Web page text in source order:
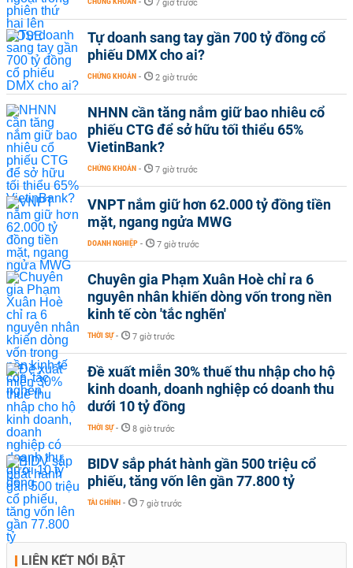
7 giờ trước
Tự doanh sang tay gần 700 tỷ đồng cổ
phiếu DMX cho ai?
CHỨNG KHOÁN - 2 giờ trước
NHNN cần tăng nắm giữ bao nhiêu cổ
phiếu CTG để sở hữu tối thiểu 65%
VietinBank?
CHỨNG KHOÁN - 7 giờ trước
VNPT nắm giữ hơn 62.000 tỷ đồng tiền
mặt, ngang ngửa MWG
DOANH NGHIỆP - 7 giờ trước
Chuyên gia Phạm Xuân Hoè chỉ ra 6
nguyên nhân khiến dòng vốn trong nền
kinh tế còn 'tắc nghẽn'
THỜI SỰ - 7 giờ trước
Đề xuất miễn 30% thuế thu nhập cho hộ
kinh doanh, doanh nghiệp có doanh thu
dưới 10 tỷ đồng
THỜI SỰ - 8 giờ trước
BIDV sắp phát hành gần 500 triệu cổ
phiếu, tăng vốn lên gần 77.800 tỷ
TÀI CHÍNH - 7 giờ trước
LIÊN KẾT NỔI BẬT